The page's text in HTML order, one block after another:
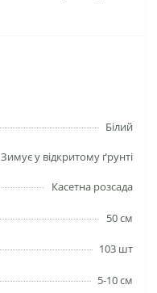
Білий
Зимує у відкритому ґрунті
Касетна розсада
50 см
103 шт
5-10 см